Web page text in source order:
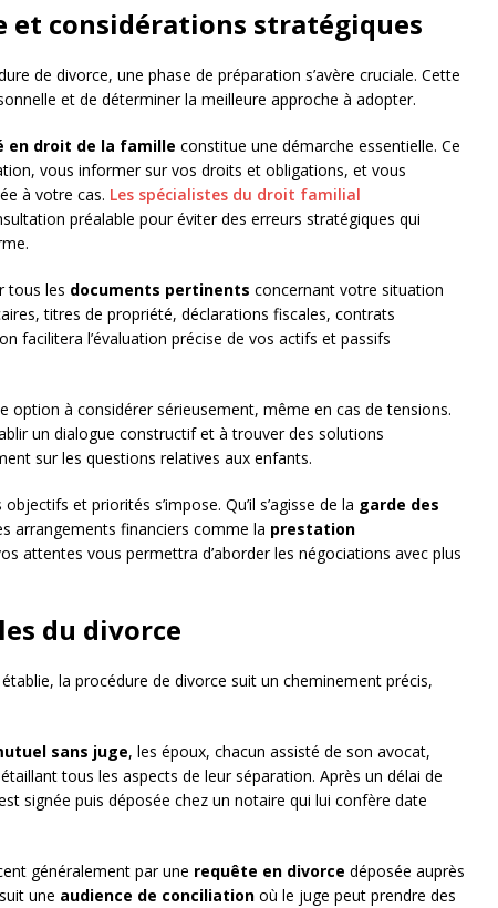
et considérations stratégiques
de divorce, une phase de préparation s’avère cruciale. Cette
et de déterminer la meilleure approche à adopter.
en droit de la famille constitue une démarche essentielle. Ce
vous informer sur vos droits et obligations, et vous
à votre cas. Les spécialistes du droit familial
préalable pour éviter des erreurs stratégiques qui
tous les documents pertinents concernant votre situation
titres de propriété, déclarations fiscales, contrats
facilitera l’évaluation précise de vos actifs et passifs
option à considérer sérieusement, même en cas de tensions.
un dialogue constructif et à trouver des solutions
sur les questions relatives aux enfants.
et priorités s’impose. Qu’il s’agisse de la garde des
arrangements financiers comme la prestation
attentes vous permettra d’aborder les négociations avec plus
du divorce
la procédure de divorce suit un cheminement précis,
sans juge, les époux, chacun assisté de son avocat,
tous les aspects de leur séparation. Après un délai de
signée puis déposée chez un notaire qui lui confère date
généralement par une requête en divorce déposée auprès
une audience de conciliation où le juge peut prendre des